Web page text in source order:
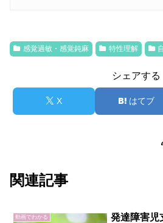
感覚過敏・感覚鈍麻 特性理解
シェアする
X はてブ
関連記事
動画でわかる
発達障害児